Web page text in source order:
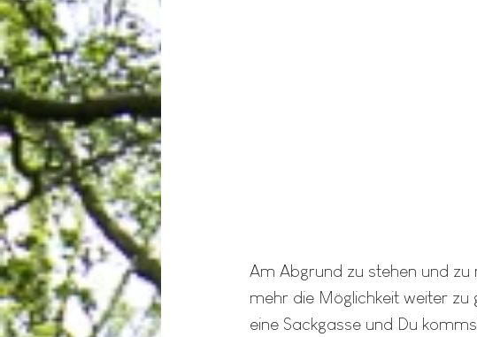
Am Abgrund zu stehen und
mehr die Möglichkeit weiter zu
eine Sackgasse und Du